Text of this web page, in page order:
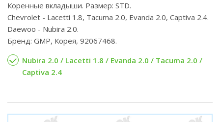
Коренные вкладыши. Размер: STD.
Chevrolet - Lacetti 1.8, Tacuma 2.0, Evanda 2.0, Captiva 2.4.
Daewoo - Nubira 2.0.
Бренд: GMP, Корея, 92067468.
Nubira 2.0 / Lacetti 1.8 / Evanda 2.0 / Tacuma 2.0 /
Captiva 2.4